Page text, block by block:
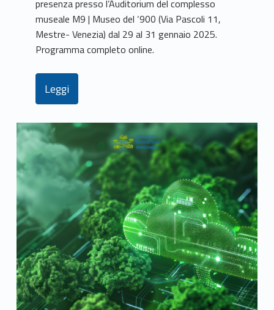
presenza presso l’Auditorium del complesso
museale M9 | Museo del ‘900 (Via Pascoli 11,
Mestre- Venezia) dal 29 al 31 gennaio 2025.
Programma completo online.
Leggi